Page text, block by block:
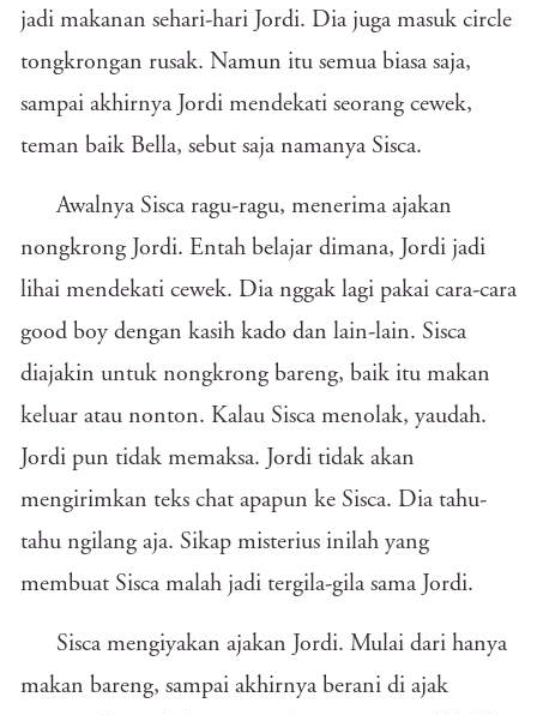
jadi makanan sehari-hari Jordi. Dia juga masuk circle
tongkrongan rusak. Namun itu semua biasa saja,
sampai akhirnya Jordi mendekati seorang cewek,
teman baik Bella, sebut saja namanya Sisca.
Awalnya Sisca ragu-ragu, menerima ajakan
nongkrong Jordi. Entah belajar dimana, Jordi jadi
lihai mendekati cewek. Dia nggak lagi pakai cara-cara
good boy dengan kasih kado dan lain-lain. Sisca
diajakin untuk nongkrong bareng, baik itu makan
keluar atau nonton. Kalau Sisca menolak, yaudah.
Jordi pun tidak memaksa. Jordi tidak akan
mengirimkan teks chat apapun ke Sisca. Dia tahu-
tahu ngilang aja. Sikap misterius inilah yang
membuat Sisca malah jadi tergila-gila sama Jordi.
Sisca mengiyakan ajakan Jordi. Mulai dari hanya
makan bareng, sampai akhirnya berani di ajak